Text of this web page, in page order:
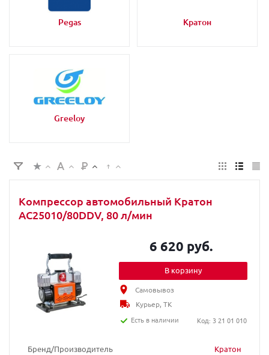
Pegas Кратон
Greeloy
Компрессор автомобильный Кратон
AC25010/80DDV, 80 л/мин
Бренд/Производитель
Кратон
6 620 руб.
В корзину
Самовывоз
Курьер, ТК
Есть в наличии
Код: 3 21 01 010